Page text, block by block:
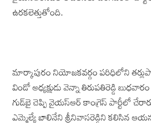
ఉరకలెత్తుతోంది.
మార్కాపురం నియోజకవర్గం పరిధిలోని
విండో అధ్యక్షుడు వెన్నా తిరుపతిరెడ్డి
గుడ్‌బై చెప్పి వైయస్‌ఆర్ కాంగ్రె‌స్‌ పార్టీలో
ఎమ్మెల్యే బాలినేని శ్రీనివాసరెడ్డిని కలిసిన